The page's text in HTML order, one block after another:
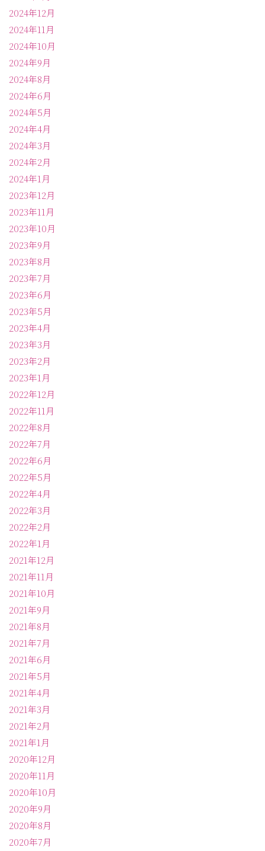
2024年12月
2024年11月
2024年10月
2024年9月
2024年8月
2024年6月
2024年5月
2024年4月
2024年3月
2024年2月
2024年1月
2023年12月
2023年11月
2023年10月
2023年9月
2023年8月
2023年7月
2023年6月
2023年5月
2023年4月
2023年3月
2023年2月
2023年1月
2022年12月
2022年11月
2022年8月
2022年7月
2022年6月
2022年5月
2022年4月
2022年3月
2022年2月
2022年1月
2021年12月
2021年11月
2021年10月
2021年9月
2021年8月
2021年7月
2021年6月
2021年5月
2021年4月
2021年3月
2021年2月
2021年1月
2020年12月
2020年11月
2020年10月
2020年9月
2020年8月
2020年7月